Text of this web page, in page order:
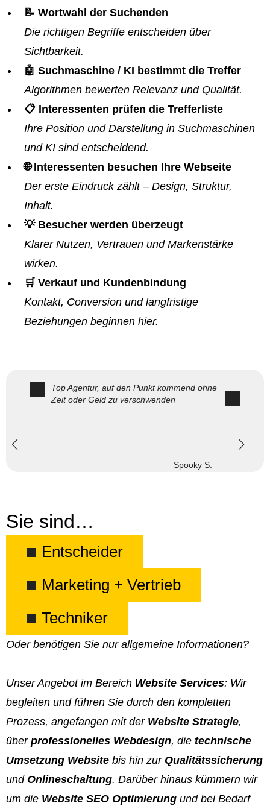
📝 Wortwahl der Suchenden
Die richtigen Begriffe entscheiden über
Sichtbarkeit.
🤖 Suchmaschine / KI bestimmt die Treffer
Algorithmen bewerten Relevanz und Qualität.
📋 Interessenten prüfen die Trefferliste
Ihre Position und Darstellung in Suchmaschinen
und KI sind entscheidend.
🌐 Interessenten besuchen Ihre Webseite
Der erste Eindruck zählt – Design, Struktur,
Inhalt.
💡 Besucher werden überzeugt
Klarer Nutzen, Vertrauen und Markenstärke
wirken.
🛒 Verkauf und Kundenbindung
Kontakt, Conversion und langfristige
Beziehungen beginnen hier.
Top Agentur, auf den Punkt kommend ohne
Zeit oder Geld zu verschwenden
Spooky S.
Sie sind…
Entscheider
Marketing + Vertrieb
Techniker
Oder benötigen Sie nur allgemeine Informationen?
Unser Angebot im Bereich Website Services: Wir
begleiten und führen Sie durch den kompletten
Prozess, angefangen mit der Website Strategie,
überprofessionelles Webdesign, die technische
Umsetzung Website bis hin zur Qualitätssicherung
und Onlineschaltung. Darüber hinaus kümmern wir
um die Website SEO Optimierung und bei Bedarf